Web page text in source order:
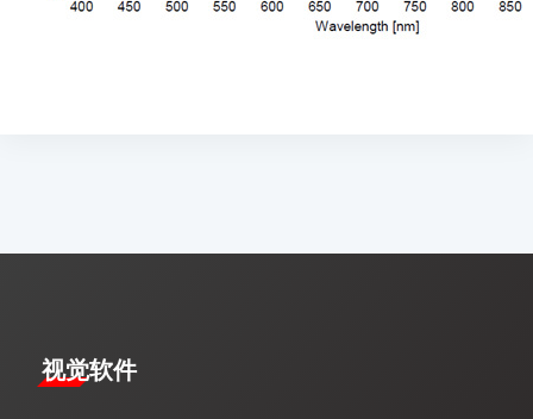
视觉软件